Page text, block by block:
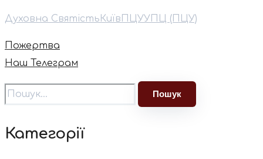
Духовна Святість Київ ПЦУУПЦ (ПЦУ)
Пожертва
Наш Телеграм
Категорії